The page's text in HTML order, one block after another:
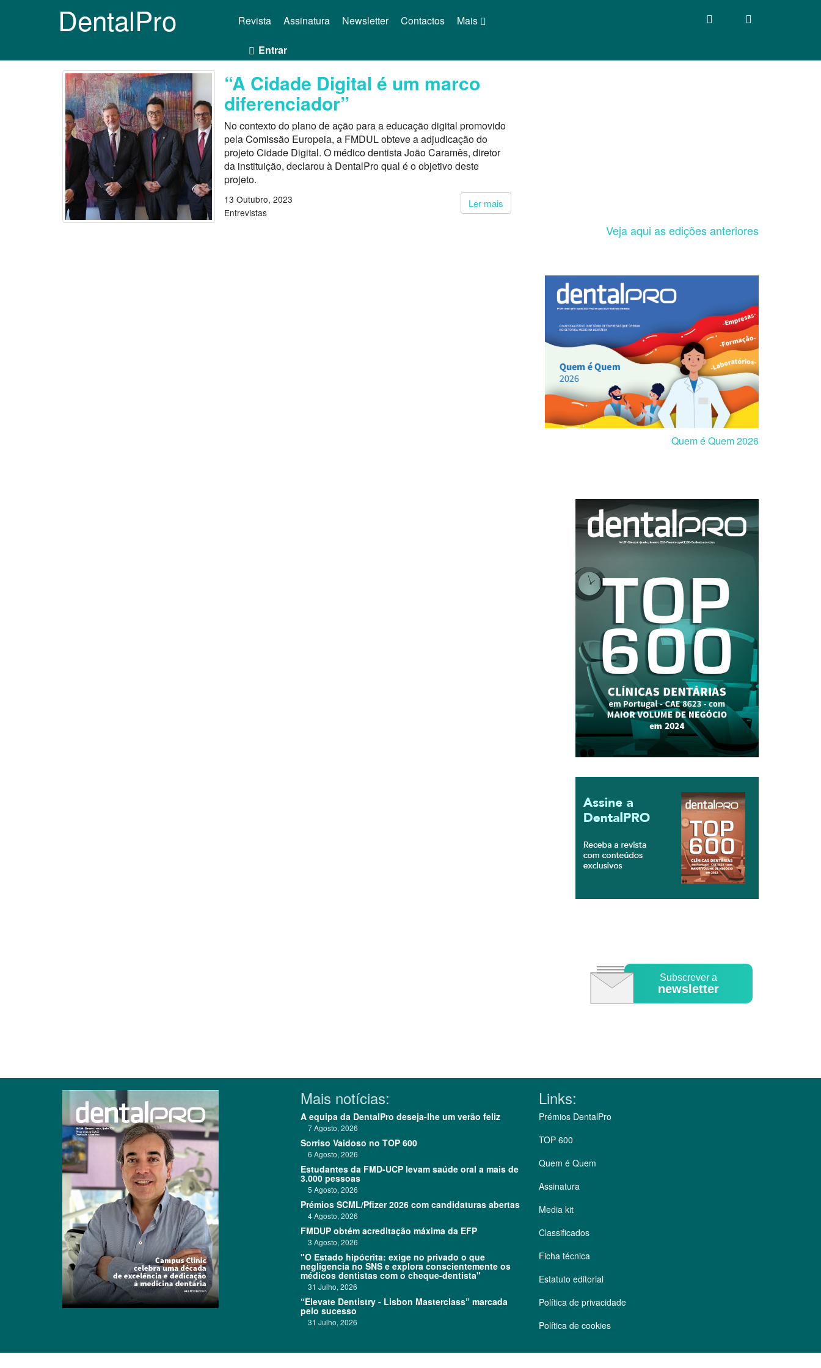
DentalPro Mais
Revista Assinatura Newsletter Contactos
Entrar
“A Cidade Digital é um marco
diferenciador”
No contexto do plano de ação para a educação digital promovido
pela Comissão Europeia, a FMDUL obteve a adjudicação do
projeto Cidade Digital. O médico dentista João Caramês, diretor
da instituição, declarou à DentalPro qual é o objetivo deste
projeto.
Ler mais
13 Outubro, 2023
Entrevistas
Veja aqui as edições anteriores
Quem é Quem 2026
Subscrever a
newsletter
Clique para ler
Mais notícias:
A equipa da DentalPro deseja-lhe um verão feliz
7 Agosto, 2026
Sorriso Vaidoso no TOP 600
6 Agosto, 2026
Estudantes da FMD-UCP levam saúde oral a mais de
3.000 pessoas
5 Agosto, 2026
Prémios SCML/Pfizer 2026 com candidaturas abertas
4 Agosto, 2026
FMDUP obtém acreditação máxima da EFP
3 Agosto, 2026
"O Estado hipócrita: exige no privado o que
negligencia no SNS e explora conscientemente os
médicos dentistas com o cheque-dentista"
31 Julho, 2026
“Elevate Dentistry - Lisbon Masterclass” marcada
pelo sucesso
31 Julho, 2026
Links:
Prémios DentalPro
TOP 600
Quem é Quem
Assinatura
Media kit
Classificados
Ficha técnica
Estatuto editorial
Política de privacidade
Política de cookies